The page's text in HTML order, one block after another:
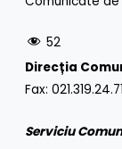
52
Direcția
Fax:
Serviciu